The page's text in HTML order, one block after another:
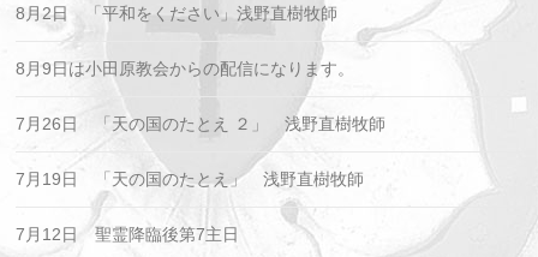
8月2日 「平和をください」浅野直樹牧師
8月9日は小田原教会からの配信になります。
7月26日 「天の国のたとえ ２」 浅野直樹牧師
7月19日 「天の国のたとえ」 浅野直樹牧師
7月12日 聖霊降臨後第7主日